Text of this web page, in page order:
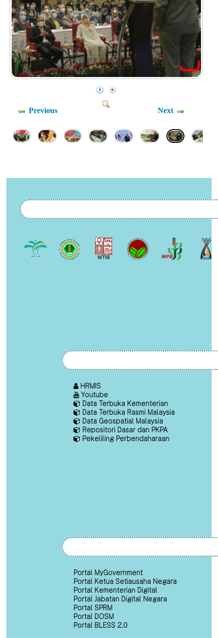
Previous Next
HRMIS
Youtube
Data Terbuka Kementerian
Data Terbuka Rasmi Malaysia
Data Geospatial Malaysia
Repositori Dasar dan PKPA
Pekeliling Perbendaharaan
Portal MyGovernment
Portal Ketua Setiausaha Negara
Portal Kementerian Digital
Portal Jabatan Digital Negara
Portal SPRM
Portal DOSM
Portal BLESS 2.0